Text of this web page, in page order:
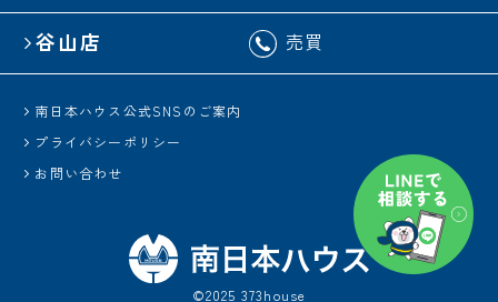
谷山店 売買
南日本ハウス公式SNSのご案内
プライバシーポリシー
お問い合わせ
©2025 373house